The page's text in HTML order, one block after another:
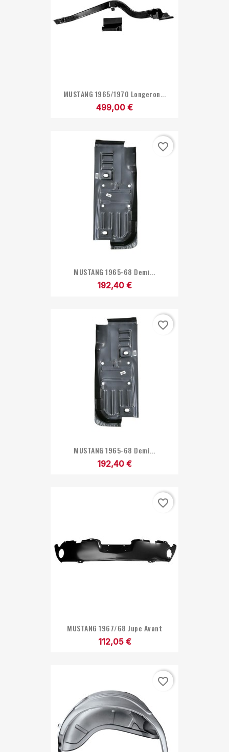
MUSTANG 1965/1970 Longeron...
499,00 €
MUSTANG 1965-68 Demi...
192,40 €
favorite_border
MUSTANG 1965-68 Demi...
192,40 €
favorite_border
MUSTANG 1967/68 Jupe Avant
112,05 €
favorite_border
favorite_border